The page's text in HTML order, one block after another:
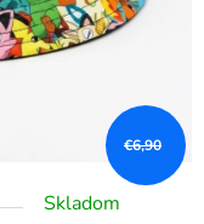
Skladom
€6,90